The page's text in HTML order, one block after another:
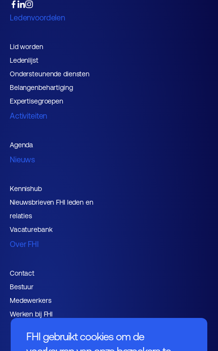
FHI gebruikt cookies om de
Ledenvoordelen
Lid worden
Ledenlijst
Ondersteunende diensten
Belangenbehartiging
Expertisegroepen
Activiteiten
Agenda
Nieuws
Kennishub
Nieuwsbrieven FHI leden en
relaties
Vacaturebank
Over FHI
Contact
Bestuur
Medewerkers
Werken bij FHI